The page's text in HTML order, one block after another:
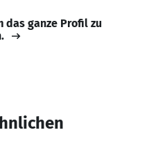
das ganze Profil zu